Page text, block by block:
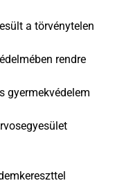
a törvénytelen
rendre
gyermekvédelem